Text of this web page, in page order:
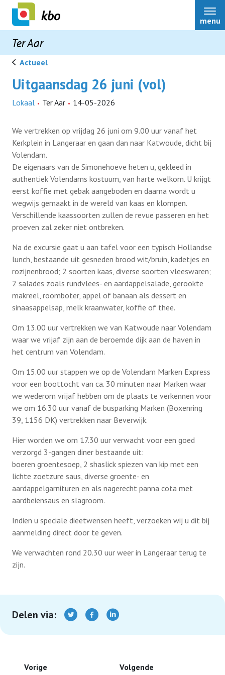
Ter Aar
menu
Ter Aar
Over ons
Bestuur
Nieuws
Scootmobielcursussen
Bridgen in het KBO honk
Workshop Breinfit op 29 mei
Uitgaansdag 26 juni (vol)
Onderscheidingen voor twee KBO-leden
Fietstocht donderdag 21 mei
Midgetgolf
Belangenbehartiging
Belastingconsulent
Ouderenadviseur
Ziektekostenverzekering
Rijbewijskeuring
Hitteplan GGD
Activiteiten
Jeu de boules
Klaverjassen
koor “Ademnoot”
Bridge
Koersballen
Fietstochten
Midgetgolf
Contact
Terugblikken
Koersbaltoernooi in Benthuizen
Eerste fietstocht in 2026
Een beeld zegt meer dan…..
Veiligheid voor alles
Lid worden
Actueel
Uitgaansdag 26 juni (vol)
Lokaal Ter Aar 14-05-2026
We vertrekken op vrijdag 26 juni om 9.00 uur vanaf het
Kerkplein in Langeraar en gaan dan naar Katwoude, dicht bij
Volendam.
De eigenaars van de Simonehoeve heten u, gekleed in
authentiek Volendams kostuum, van harte welkom. U krijgt
eerst koffie met gebak aangeboden en daarna wordt u
wegwijs gemaakt in de wereld van kaas en klompen.
Verschillende kaassoorten zullen de revue passeren en het
proeven zal zeker niet ontbreken.
Na de excursie gaat u aan tafel voor een typisch Hollandse
lunch, bestaande uit gesneden brood wit/bruin, kadetjes en
rozijnenbrood; 2 soorten kaas, diverse soorten vleeswaren;
2 salades zoals rundvlees- en aardappelsalade, gerookte
makreel, roomboter, appel of banaan als dessert en
sinaasappelsap, melk kraanwater, koffie of thee.
Om 13.00 uur vertrekken we van Katwoude naar Volendam
waar we vrijaf zijn aan de beroemde dijk aan de haven in
het centrum van Volendam.
Om 15.00 uur stappen we op de Volendam Marken Express
voor een boottocht van ca. 30 minuten naar Marken waar
we wederom vrijaf hebben om de plaats te verkennen voor
we om 16.30 uur vanaf de busparking Marken (Boxenring
39, 1156 DK) vertrekken naar Beverwijk.
Hier worden we om 17.30 uur verwacht voor een goed
verzorgd 3-gangen diner bestaande uit:
boeren groentesoep, 2 shaslick spiezen van kip met een
lichte zoetzure saus, diverse groente- en
aardappelgarnituren en als nagerecht panna cota met
aardbeiensaus en slagroom.
Indien u speciale dieetwensen heeft, verzoeken wij u dit bij
aanmelding direct door te geven.
We verwachten rond 20.30 uur weer in Langeraar terug te
zijn.
Delen via:
Vorige
Volgende